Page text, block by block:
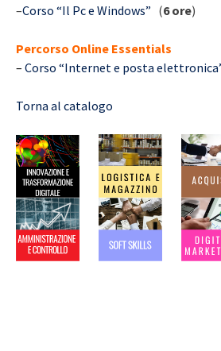
–Corso “Il Pc e Windows” (6 ore)
Percorso Online Essentials
– Corso “Internet e posta
Torna al catalogo